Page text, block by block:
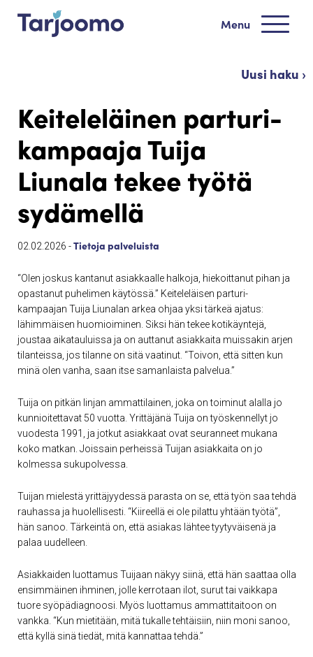
Siirry sisältöön
Menu
Uusi haku ›
Keiteleläinen parturi-
kampaaja Tuija
Liunala tekee työtä
sydämellä
02.02.2026 -Tietoja palveluista
“Olen joskus kantanut asiakkaalle halkoja, hiekoittanut pihan ja
opastanut puhelimen käytössä.” Keiteleläisen parturi-
kampaajan Tuija Liunalan arkea ohjaa yksi tärkeä ajatus:
lähimmäisen huomioiminen. Siksi hän tekee kotikäyntejä,
joustaa aikatauluissa ja on auttanut asiakkaita muissakin arjen
tilanteissa, jos tilanne on sitä vaatinut. “Toivon, että sitten kun
minä olen vanha, saan itse samanlaista palvelua.”
Tuija on pitkän linjan ammattilainen, joka on toiminut alalla jo
kunnioitettavat 50 vuotta. Yrittäjänä Tuija on työskennellyt jo
vuodesta 1991, ja jotkut asiakkaat ovat seuranneet mukana
koko matkan. Joissain perheissä Tuijan asiakkaita on jo
kolmessa sukupolvessa.
Tuijan mielestä yrittäjyydessä parasta on se, että työn saa tehdä
rauhassa ja huolellisesti. “Kiireellä ei ole pilattu yhtään työtä”,
hän sanoo. Tärkeintä on, että asiakas lähtee tyytyväisenä ja
palaa uudelleen.
Asiakkaiden luottamus Tuijaan näkyy siinä, että hän saattaa olla
ensimmäinen ihminen, jolle kerrotaan ilot, surut tai vaikkapa
tuore syöpädiagnoosi. Myös luottamus ammattitaitoon on
vankka. “Kun mietitään, mitä tukalle tehtäisiin, niin moni sanoo,
että kyllä sinä tiedät, mitä kannattaa tehdä.”